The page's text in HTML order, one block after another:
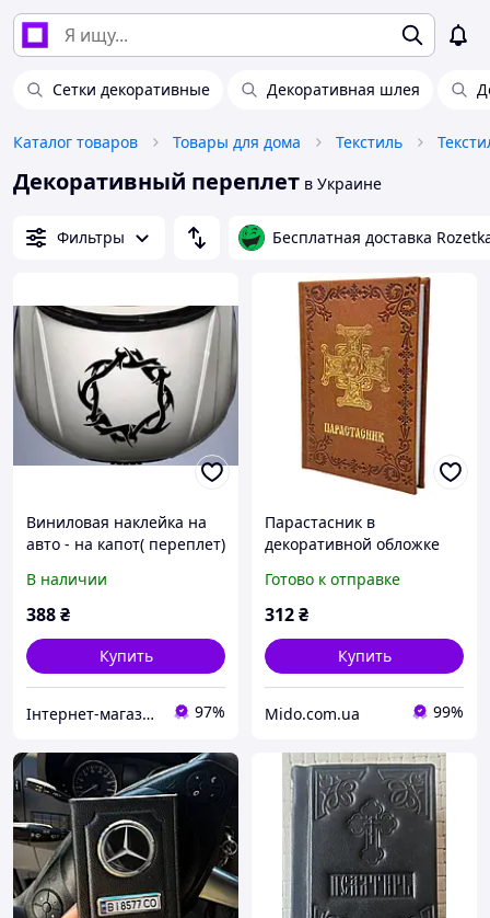
Сетки декоративные Декоративная шлея
Каталог товаров Товары для дома Текстиль
Декоративный переплет в Украине
Фильтры Бесплатная доставка
Виниловая наклейка на
авто - на капот( переплет)
В наличии
388₴
Купить
Інтернет-магазин "BagirTop" 97%
Парастасник в
декоративной обложке
Готово к отправке
312₴
Купить
Mido.com.ua 99%